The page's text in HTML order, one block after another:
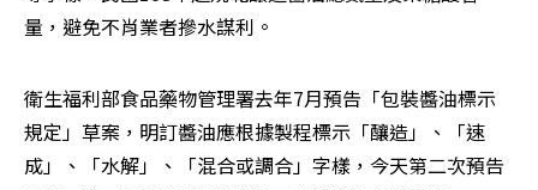
量，避免不肖業者摻水謀利。
衛生福利部食品藥物管理署去年7月預告「包裝醬油標示
規定」草案，明訂醬油應根據製程標示「釀造」、「速
成」、「水解」、「混合或調合」字樣，今天第二次預告